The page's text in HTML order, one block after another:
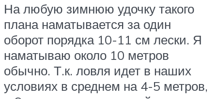
На любую зимнюю удочку такого
плана наматывается за один
оборот порядка 10-11 см лески. Я
наматываю около 10 метров
обычно. Т.к. ловля идет в наших
условиях в среднем на 4-5 метров,